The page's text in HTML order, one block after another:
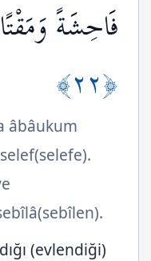
فَاحِشَةً
﴿٢٢﴾
âbâukum
(evlendiği)